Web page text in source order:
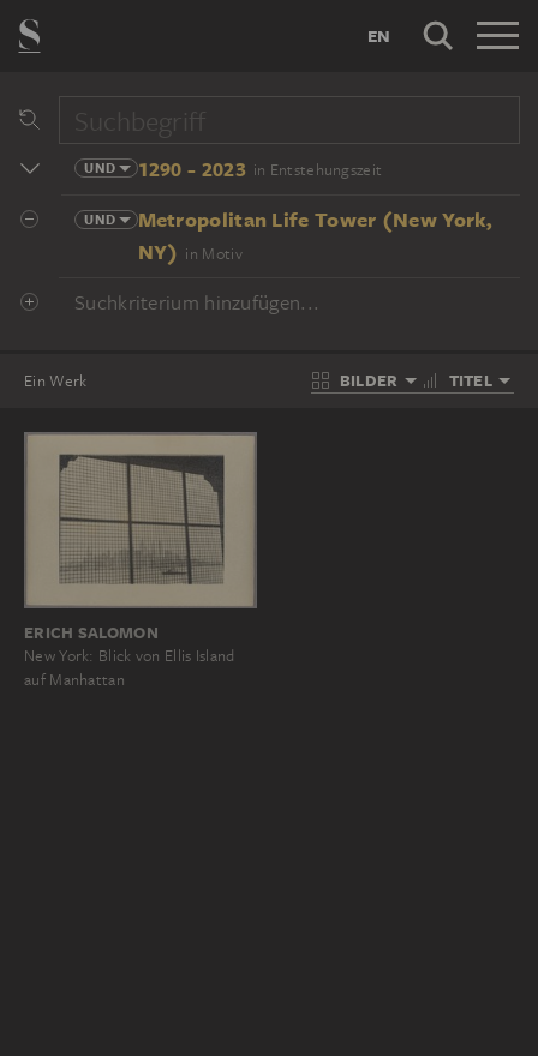
EN
UND 1290 - 2023 in Entstehungszeit
UND
Metropolitan Life Tower (New York,
NY) in Motiv
Suchkriterium hinzufügen...
Ein Werk BILDER TITEL
ERICH SALOMON
New York: Blick von Ellis Island
auf Manhattan